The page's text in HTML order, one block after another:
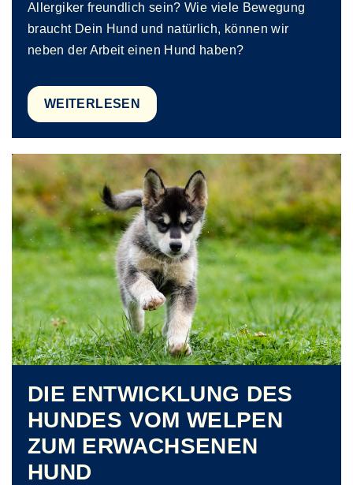
Allergiker freundlich sein? Wie viele Bewegung
braucht Dein Hund und natürlich, können wir
neben der Arbeit einen Hund haben?
WEITERLESEN
DIE ENTWICKLUNG DES
HUNDES VOM WELPEN
ZUM ERWACHSENEN
HUND